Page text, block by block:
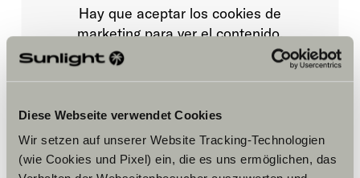
Diese Webseite verwendet Cookies
Wir setzen auf unserer Website Tracking-Technologien
(wie Cookies und Pixel) ein, die es uns ermöglichen, das
Hay que aceptar los cookies de
marketing para ver el contenido.